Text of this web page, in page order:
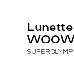
WOOW